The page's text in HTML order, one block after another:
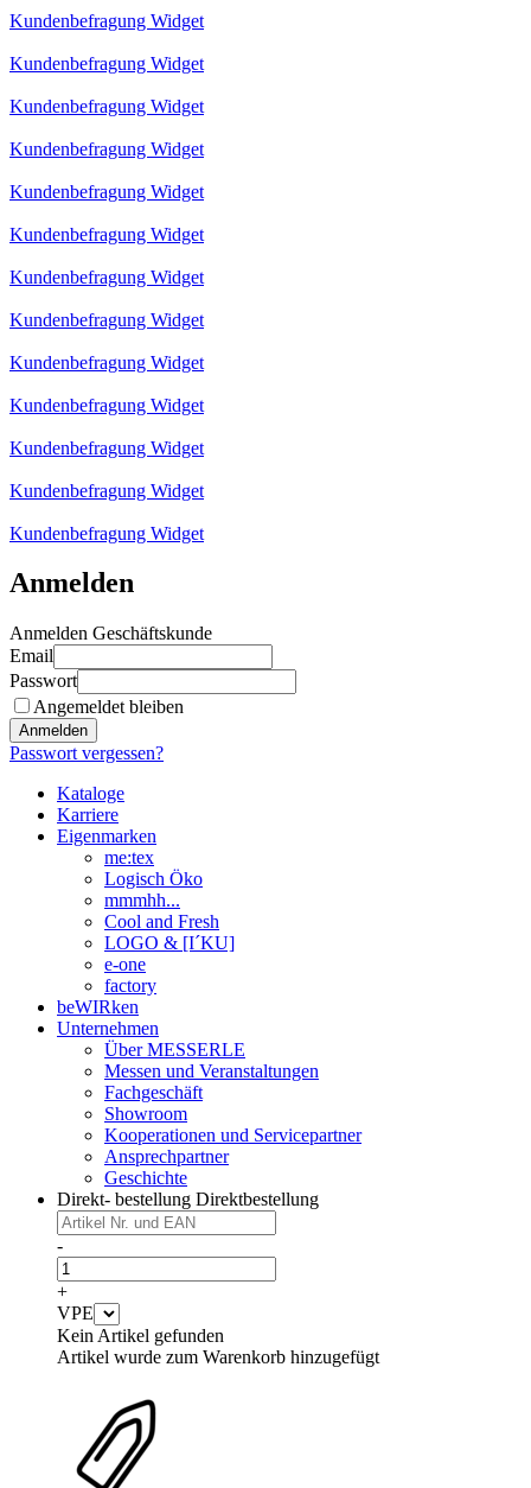
Kundenbefragung Widget
Kundenbefragung Widget
Kundenbefragung Widget
Kundenbefragung Widget
Kundenbefragung Widget
Kundenbefragung Widget
Kundenbefragung Widget
Kundenbefragung Widget
Kundenbefragung Widget
Kundenbefragung Widget
Kundenbefragung Widget
Kundenbefragung Widget
Kundenbefragung Widget
Anmelden
Anmelden Geschäftskunde
Email
Passwort
Angemeldet bleiben
Anmelden
Passwort vergessen?
Kataloge
Karriere
Eigenmarken
me:tex
Logisch Öko
mmmhh...
Cool and Fresh
LOGO & [I´KU]
e-one
factory
beWIRken
Unternehmen
Über MESSERLE
Messen und Veranstaltungen
Fachgeschäft
Showroom
Kooperationen und Servicepartner
Ansprechpartner
Geschichte
Direkt- bestellung Direktbestellung
-
+
VPE
Kein Artikel gefunden
Artikel wurde zum Warenkorb hinzugefügt